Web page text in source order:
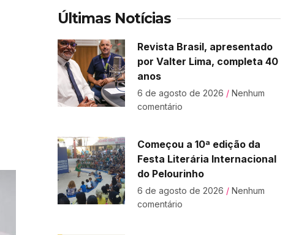
Últimas Notícias
Revista Brasil, apresentado
por Valter Lima, completa 40
anos
6 de agosto de 2026 Nenhum
comentário
Começou a 10ª edição da
Festa Literária Internacional
do Pelourinho
6 de agosto de 2026 Nenhum
comentário